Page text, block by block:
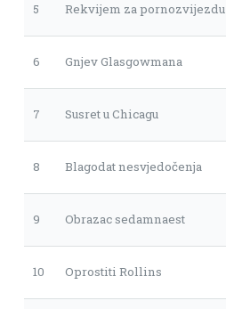
5 Rekvijem za pornozvijezdu
6 Gnjev Glasgowmana
7 Susret u Chicagu
8 Blagodat nesvjedočenja
9 Obrazac sedamnaest
10 Oprostiti Rollins